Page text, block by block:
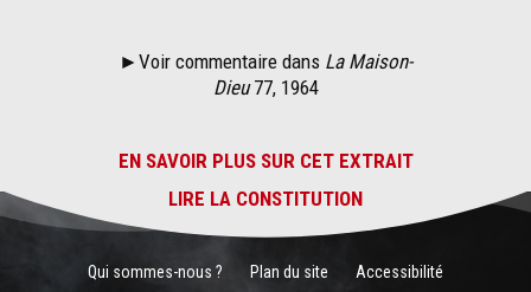
►Voir commentaire dans La Maison-
Dieu77, 1964
EN SAVOIR PLUS SUR CET EXTRAIT
LIRE LA CONSTITUTION
Qui sommes-nous ? Plan du site Accessibilité